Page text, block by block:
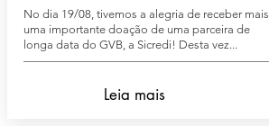
No dia 19/08, tivemos a alegria de receber mais
uma importante doação de uma parceira de
longa data do GVB, a Sicredi! Desta vez...
Leia mais